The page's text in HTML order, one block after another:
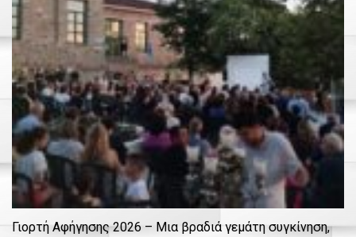
Γιορτή Αφήγησης 2026 – Μια βραδιά γεμάτη συγκίνηση,